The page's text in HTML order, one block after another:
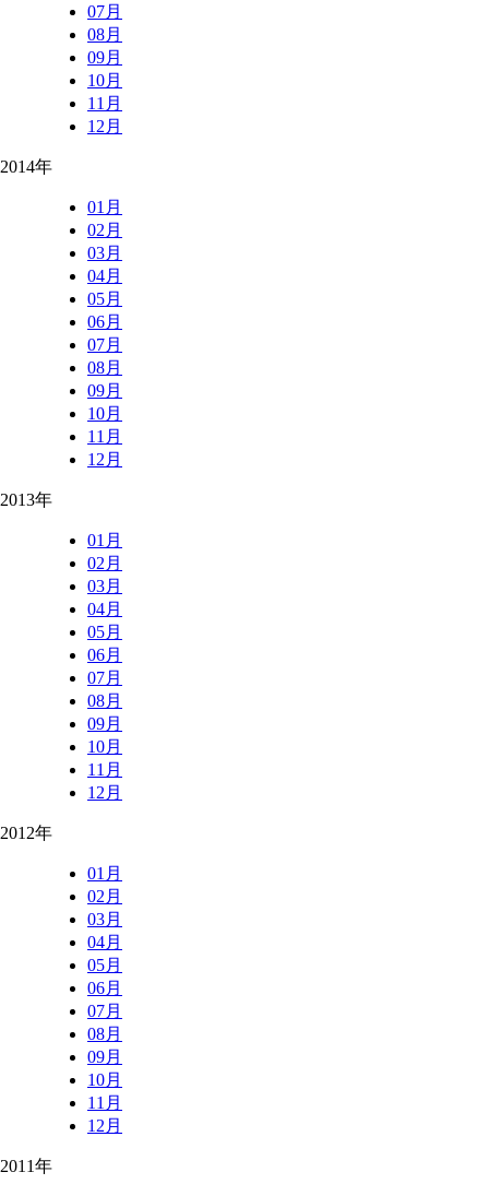
07月
08月
09月
10月
11月
12月
2014年
01月
02月
03月
04月
05月
06月
07月
08月
09月
10月
11月
12月
2013年
01月
02月
03月
04月
05月
06月
07月
08月
09月
10月
11月
12月
2012年
01月
02月
03月
04月
05月
06月
07月
08月
09月
10月
11月
12月
2011年